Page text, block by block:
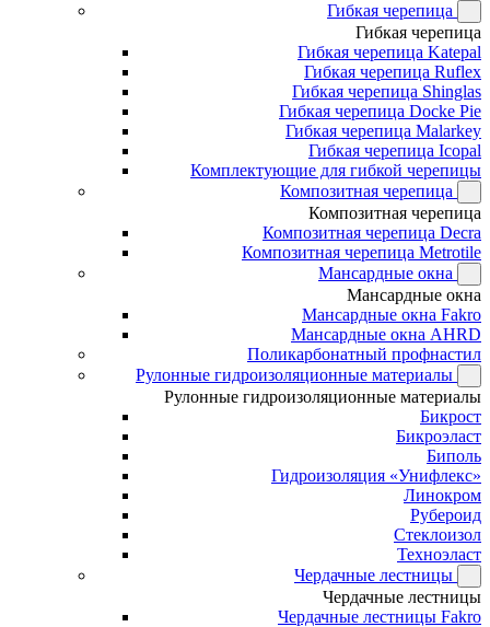
Гибкая черепица
Гибкая черепица
Гибкая черепица Katepal
Гибкая черепица Ruflex
Гибкая черепица Shinglas
Гибкая черепица Docke Pie
Гибкая черепица Malarkey
Гибкая черепица Icopal
Комплектующие для гибкой черепицы
Композитная черепица
Композитная черепица
Композитная черепица Decra
Композитная черепица Metrotile
Мансардные окна
Мансардные окна
Мансардные окна Fakro
Мансардные окна AHRD
Поликарбонатный профнастил
Рулонные гидроизоляционные материалы
Рулонные гидроизоляционные материалы
Бикрост
Бикроэласт
Биполь
Гидроизоляция «Унифлекс»
Линокром
Рубероид
Стеклоизол
Техноэласт
Чердачные лестницы
Чердачные лестницы
Чердачные лестницы Fakro